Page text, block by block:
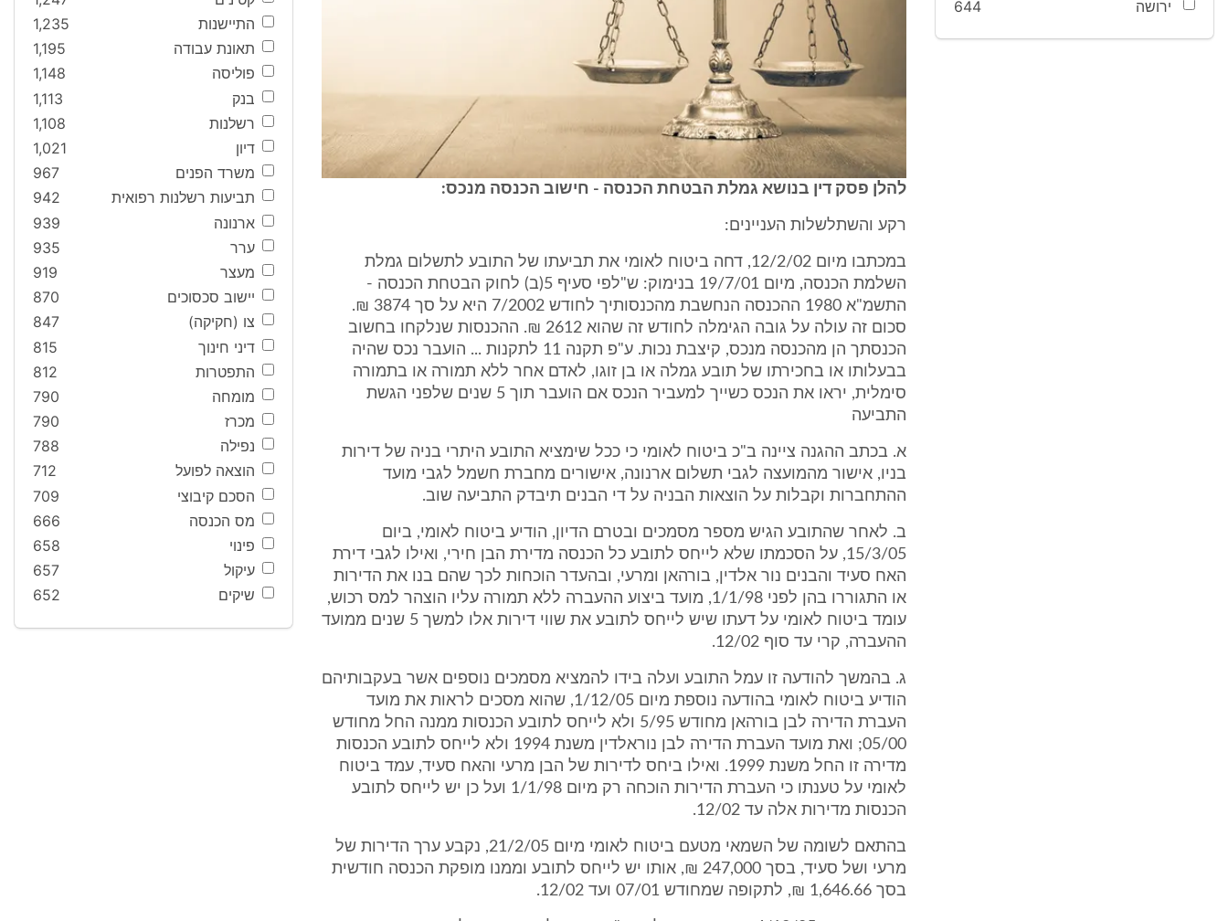
ירושה
644
להלן פסק דין בנושא גמלת הבטחת הכנסה - חישוב הכנסה מנכס:
רקע והשתלשלות העניינים:
במכתבו מיום 12/2/02, דחה ביטוח לאומי את תביעתו של התובע לתשלום גמלת
השלמת הכנסה, מיום 19/7/01 בנימוק: ש"לפי סעיף 5(ב) לחוק הבטחת הכנסה -
התשמ"א 1980 ההכנסה הנחשבת מהכנסותיך לחודש 7/2002 היא על סך 3874 ₪.
סכום זה עולה על גובה הגימלה לחודש זה שהוא 2612 ₪. ההכנסות שנלקחו בחשוב
הכנסתך הן מהכנסה מנכס, קיצבת נכות. ע"פ תקנה 11 לתקנות ... הועבר נכס שהיה
בבעלותו או בחכירתו של תובע גמלה או בן זוגו, לאדם אחר ללא תמורה או בתמורה
סימלית, יראו את הנכס כשייך למעביר הנכס אם הועבר תוך 5 שנים שלפני הגשת
התביעה
א. בכתב ההגנה ציינה ב"כ ביטוח לאומי כי ככל שימציא התובע היתרי בניה של דירות
בניו, אישור מהמועצה לגבי תשלום ארנונה, אישורים מחברת חשמל לגבי מועד
ההתחברות וקבלות על הוצאות הבניה על די הבנים תיבדק התביעה שוב.
ב. לאחר שהתובע הגיש מספר מסמכים ובטרם הדיון, הודיע ביטוח לאומי, ביום
15/3/05, על הסכמתו שלא לייחס לתובע כל הכנסה מדירת הבן חירי, ואילו לגבי דירת
האח סעיד והבנים נור אלדין, בורהאן ומרעי, ובהעדר הוכחות לכך שהם בנו את הדירות
או התגוררו בהן לפני 1/1/98, מועד ביצוע ההעברה ללא תמורה עליו הוצהר למס רכוש,
עומד ביטוח לאומי על דעתו שיש לייחס לתובע את שווי דירות אלו למשך 5 שנים ממועד
ההעברה, קרי עד סוף 12/02.
ג. בהמשך להודעה זו עמל התובע ועלה בידו להמציא מסמכים נוספים אשר בעקבותיהם
הודיע ביטוח לאומי בהודעה נוספת מיום 1/12/05, שהוא מסכים לראות את מועד
העברת הדירה לבן בורהאן מחודש 5/95 ולא לייחס לתובע הכנסות ממנה החל מחודש
05/00; ואת מועד העברת הדירה לבן נוראלדין משנת 1994 ולא לייחס לתובע הכנסות
מדירה זו החל משנת 1999. ואילו ביחס לדירות של הבן מרעי והאח סעיד, עמד ביטוח
לאומי על טענתו כי העברת הדירות הוכחה רק מיום 1/1/98 ועל כן יש לייחס לתובע
הכנסות מדירות אלה עד 12/02.
בהתאם לשומה של השמאי מטעם ביטוח לאומי מיום 21/2/05, נקבע ערך הדירות של
מרעי ושל סעיד, בסך 247,000 ₪, אותו יש לייחס לתובע וממנו מופקת הכנסה חודשית
בסך 1,646.66 ₪, לתקופה שמחודש 07/01 ועד 12/02.
התיישנות
1,235
תאונת עבודה
1,195
פוליסה
1,148
בנק
1,113
רשלנות
1,108
דיון
1,021
משרד הפנים
967
תביעות רשלנות רפואית
942
ארנונה
939
ערר
935
מעצר
919
יישוב סכסוכים
870
צו (חקיקה)
847
דיני חינוך
815
התפטרות
812
מומחה
790
מכרז
790
נפילה
788
הוצאה לפועל
712
הסכם קיבוצי
709
מס הכנסה
666
פינוי
658
עיקול
657
שיקים
652